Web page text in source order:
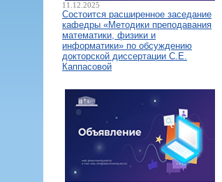
11.12.2025
Состоится расширенное заседание
кафедры «Методики преподавания
математики, физики и
информатики» по обсуждению
докторской диссертации С.Е.
Каппасовой